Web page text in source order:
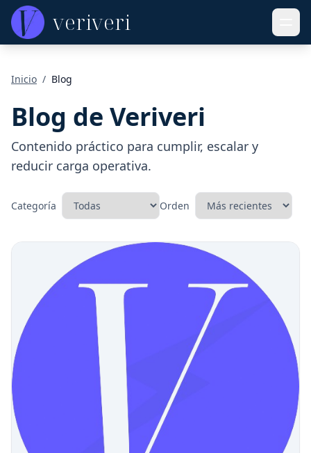
veriveri
Inicio / Blog
Blog de Veriveri
Contenido práctico para cumplir, escalar y
reducir carga operativa.
Categoría Orden